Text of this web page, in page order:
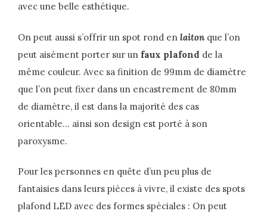
avec une belle esthétique.
On peut aussi s’offrir un spot rond en laiton que l’on
peut aisément porter sur un faux plafond de la
même couleur. Avec sa finition de 99mm de diamètre
que l’on peut fixer dans un encastrement de 80mm
de diamètre, il est dans la majorité des cas
orientable… ainsi son design est porté à son
paroxysme.
Pour les personnes en quête d’un peu plus de
fantaisies dans leurs pièces à vivre, il existe des spots
plafond LED avec des formes spéciales : On peut